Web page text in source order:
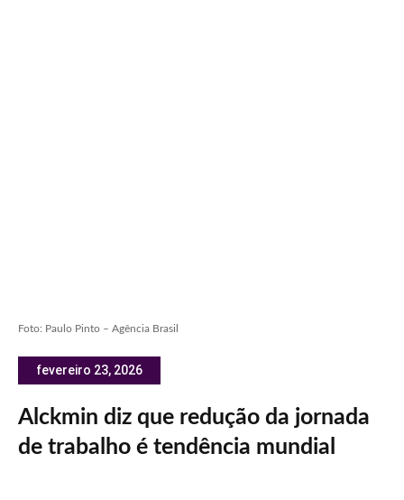
Foto: Paulo Pinto – Agência Brasil
fevereiro 23, 2026
Alckmin diz que redução da jornada
de trabalho é tendência mundial